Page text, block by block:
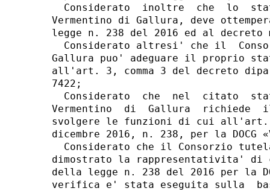
Considerato  inoltre  che  lo
Vermentino di Gallura, deve
legge n. 238 del 2016 ed al
Considerato altresi' che il
Gallura puo' adeguare il proprio
all'art. 3, comma 3 del decreto
7422;
Considerato  che  nel  citato
Vermentino  di  Gallura  richiede
svolgere le funzioni di cui all'art.
dicembre 2016, n. 238, per la
Considerato che il Consorzio
dimostrato la rappresentativita'
della legge n. 238 del 2016 per la
verifica e' stata eseguita sulla